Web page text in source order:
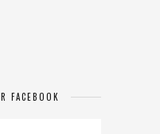
FACEBOOK